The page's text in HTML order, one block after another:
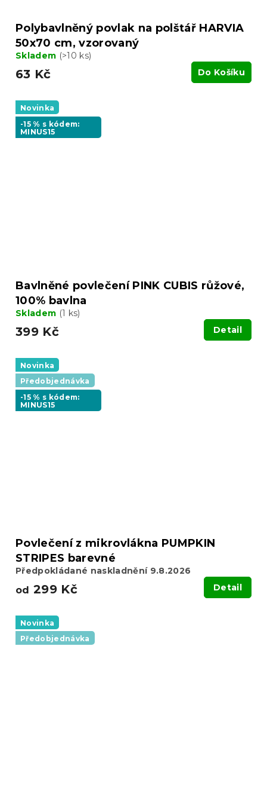
Polybavlněný povlak na polštář HARVIA
50x70 cm, vzorovaný
Skladem (>10 ks)
63 Kč Do Košíku
Novinka
-15 % s kódem:
MINUS15
Bavlněné povlečení PINK CUBIS růžové,
100% bavlna
Skladem (1 ks)
399 Kč Detail
Novinka
Předobjednávka
-15 % s kódem:
MINUS15
Povlečení z mikrovlákna PUMPKIN
STRIPES barevné
Předpokládané naskladnění 9.8.2026
od 299 Kč Detail
Novinka
Předobjednávka